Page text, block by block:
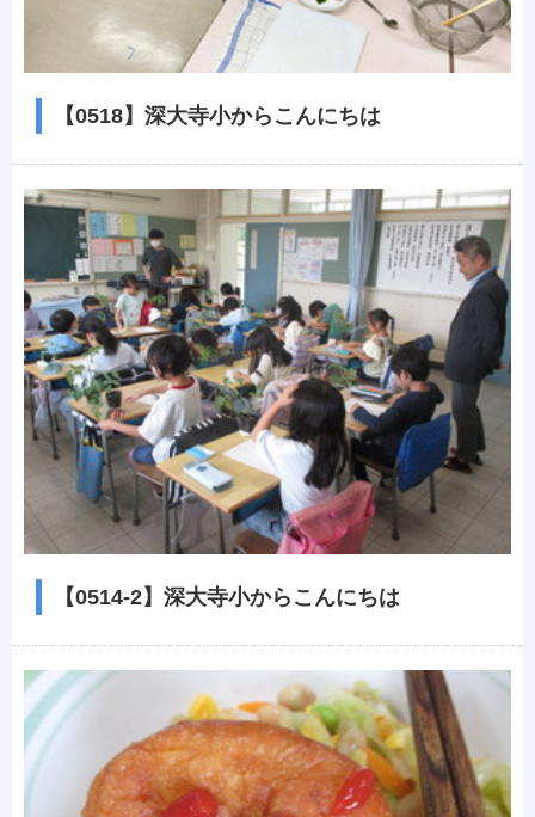
【0518】深大寺小からこんにちは
【0514-2】深大寺小からこんにちは